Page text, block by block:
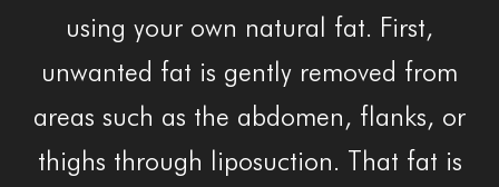
using your own natural fat. First,
unwanted fat is gently removed from
areas such as the abdomen, flanks, or
thighs through liposuction. That fat is